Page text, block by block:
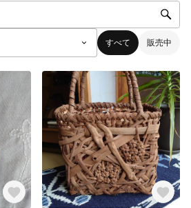
すべて 販売中